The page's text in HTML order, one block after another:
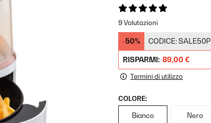
9 Valutazioni
-50% CODICE:SALE50P
RISPARMI: 89,00 €
Termini di utilizzo
COLORE:
Bianco Nero